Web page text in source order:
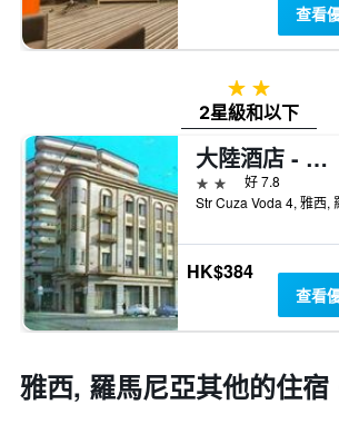
查看
2星級
2星級和以下
大陸酒店 - 雅夕
2星級
好 7.8
HK$384
查看
雅西, 羅馬尼亞​其他的住宿